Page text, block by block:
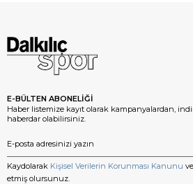
E-BÜLTEN ABONELİĞİ
Haber listemize kayıt olarak kampanyalardan,
haberdar olabilirsiniz.
Kaydolarak Kişisel Verilerin Korunması Kanunu ve
etmiş olursunuz.